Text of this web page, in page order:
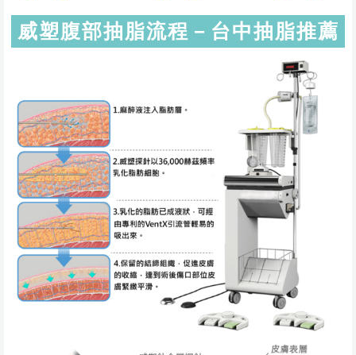
威塑腹部抽脂流程－台中抽脂推薦